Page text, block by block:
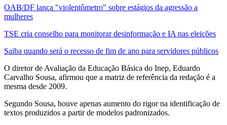
OAB/DF lança "violentômetro" sobre estágios da agressão a
mulheres
TSE cria conselho para monitorar desinformação e IA nas eleições
Saiba quando será o recesso de fim de ano para servidores públicos
O diretor de Avaliação da Educação Básica do Inep, Eduardo
Carvalho Sousa, afirmou que a matriz de referência da redação é a
mesma desde 2009.
Segundo Sousa, houve apenas aumento do rigor na identificação de
textos produzidos a partir de modelos padronizados.